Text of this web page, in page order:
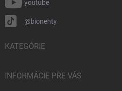
youtube
@bionehty
KATEGÓRIE
INFORMÁCIE PRE VÁS